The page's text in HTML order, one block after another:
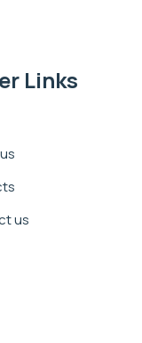
Links
us